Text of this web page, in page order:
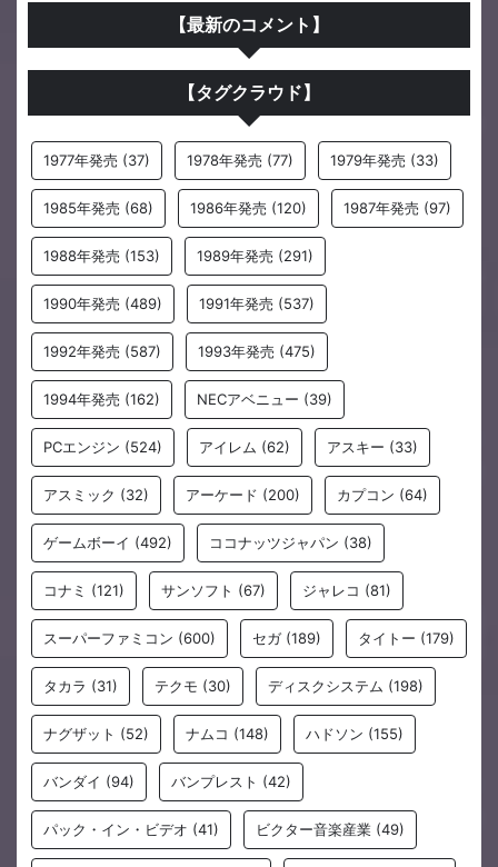
【最新のコメント】
【タグクラウド】
1977年発売 (37) 1978年発売 (77) 1979年発売 (33)
1985年発売 (68) 1986年発売 (120) 1987年発売 (97)
1988年発売 (153) 1989年発売 (291)
1990年発売 (489) 1991年発売 (537)
1992年発売 (587) 1993年発売 (475)
1994年発売 (162) NECアベニュー (39)
PCエンジン (524) アイレム (62) アスキー (33)
アスミック (32) アーケード (200) カプコン (64)
ゲームボーイ (492) ココナッツジャパン (38)
コナミ (121) サンソフト (67) ジャレコ (81)
スーパーファミコン (600) セガ(189) タイトー (179)
タカラ (31) テクモ (30) ディスクシステム (198)
ナグザット (52) ナムコ (148) ハドソン (155)
バンダイ (94) バンプレスト (42)
パック・イン・ビデオ (41) ビクター音楽産業 (49)